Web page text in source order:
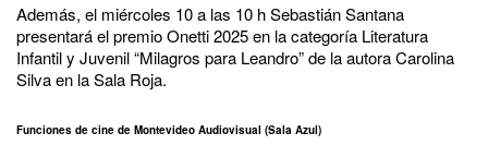
Además, el miércoles 10 a las 10 h Sebastián Santana
presentará el premio Onetti 2025 en la categoría Literatura
Infantil y Juvenil “Milagros para Leandro” de la autora Carolina
Silva en la Sala Roja.
Funciones de cine de Montevideo Audiovisual (Sala Azul)